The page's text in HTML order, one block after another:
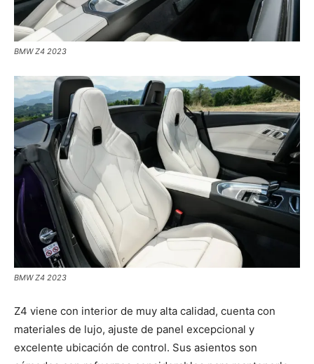
BMW Z4 2023
BMW Z4 2023
Z4 viene con interior de muy alta calidad, cuenta con
materiales de lujo, ajuste de panel excepcional y
excelente ubicación de control. Sus asientos son